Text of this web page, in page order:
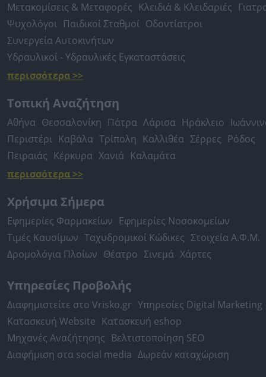
Μετακομίσεις & Μεταφορές Κλειδιά & Κλειδαριές
Ψυχολόγοι Παιδικοί Σταθμοί Οδοντίατροι
Συνεργεία Αυτοκινήτων
Υδραυλικοί - Υδραυλικές Εγκαταστάσεις
περισσότερα >>
Τοπική Αναζήτηση
Αθήνα Θεσσαλονίκη Πάτρα Λάρισα Ηράκλειο
Περιστέρι Καβάλα Τρίπολη Καλλιθέα Σέρρες Ρόδος
Πειραιάς Κέρκυρα Χανιά Καλαμάτα
περισσότερα >>
Χρήσιμα Σήμερα
Εφημερίες Φαρμακείων Εφημερίες Νοσοκομείων
Τιμές Καυσίμων Ταχυδρομικοί Κώδικες Στοιχεία Α.Φ.Μ.
Δρομολόγια Πλοίων Θέατρο Σινεμά Χάρτες
Υπηρεσίες Προβολής
Διαφημιστείτε στο Vrisko.gr Υπηρεσίες Digital Marketing
Κατασκευή Website Κατασκευή eshop
Μηχανές Αναζήτησης Βελτιστοποίηση SEO
Διαφήμιση στα social media Δωρεάν καταχώριση